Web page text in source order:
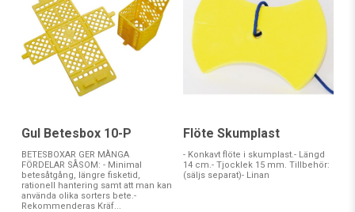
Gul Betesbox 10-P
BETESBOXAR GER MÅNGA
FÖRDELAR SÅSOM: - Minimal
betesåtgång, längre fisketid,
rationell hantering samt att man kan
använda olika sorters bete.-
Rekommenderas Kräf...
Flöte Skumplast
- Konkavt flöte i skumplast.- Längd
14 cm.- Tjocklek 15 mm. Tillbehör:
(säljs separat)- Linan